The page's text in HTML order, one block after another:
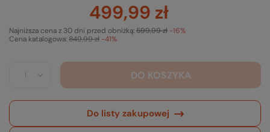
499,99 zł
Cena katalogowa:849,99 zł -41%
Najniższa cena z 30 dni przed obniżką:599,99 zł -16%
DO KOSZYKA
Do listy zakupowej